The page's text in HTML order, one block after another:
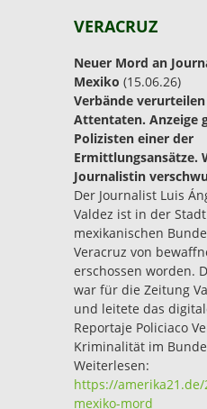
VERACRUZ
Neuer Mord an
Mexiko (15.06.26)
Verbände
Attentaten. Anzeige
Polizisten einer der
Ermittlungsansätze.
Journalistin
Der Journalist Luis
Valdez ist in der
mexikanischen
Veracruz von
erschossen worden.
war für die Zeitung
und leitete das
Reportaje Policiaco
Kriminalität im
Weiterlesen:
https://
mexiko-mord